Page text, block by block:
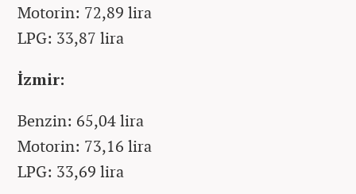
Motorin: 72,89 lira
LPG: 33,87 lira
İzmir:
Benzin: 65,04 lira
Motorin: 73,16 lira
LPG: 33,69 lira